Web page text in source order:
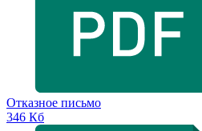
Отказное письмо
346 Кб